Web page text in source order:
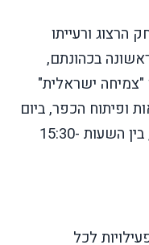
הרצוג ורעייתו
בכהונתם,
ישראלית"
ופיתוח הכפר, ביום
חמישי, י"ח בתשרי, 13 באוקטובר, בין השעות 15:30-
לכל